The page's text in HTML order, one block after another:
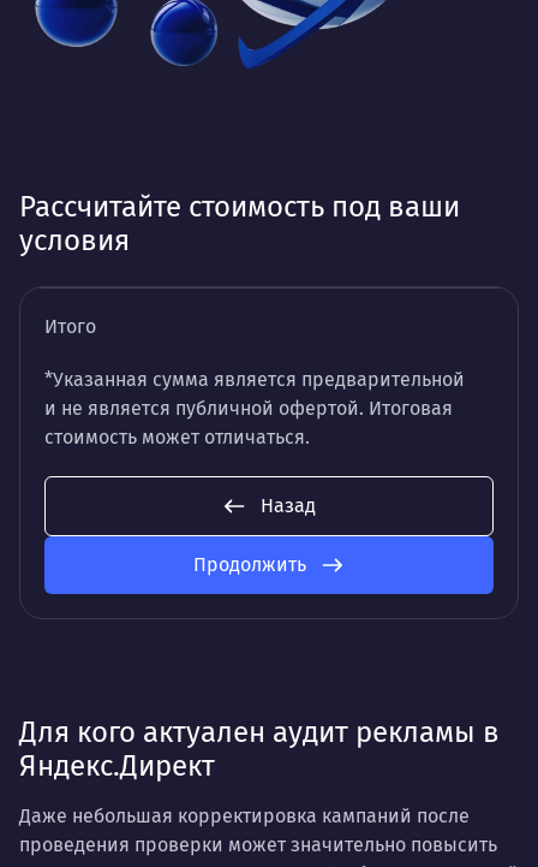
Рассчитайте стоимость под ваши
условия
Итого
*Указанная сумма является предварительной
и не является публичной офертой. Итоговая
стоимость может отличаться.
Назад
Продолжить
Для кого актуален аудит рекламы в
Яндекс.Директ
Даже небольшая корректировка кампаний после
проведения проверки может значительно повысить